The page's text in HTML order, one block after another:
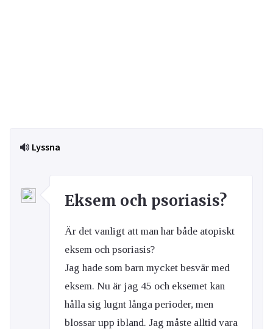
Lyssna
Eksem och psoriasis?
Är det vanligt att man har både atopiskt
eksem och psoriasis?
Jag hade som barn mycket besvär med
eksem. Nu är jag 45 och eksemet kan
hålla sig lugnt långa perioder, men
blossar upp ibland. Jag måste alltid vara